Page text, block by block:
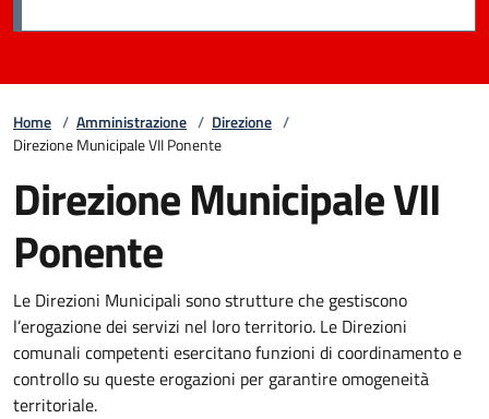
Home / Amministrazione / Direzione /
Direzione Municipale VII Ponente
Direzione Municipale VII
Ponente
Le Direzioni Municipali sono strutture che gestiscono
l’erogazione dei servizi nel loro territorio. Le Direzioni
comunali competenti esercitano funzioni di coordinamento e
controllo su queste erogazioni per garantire omogeneità
territoriale.